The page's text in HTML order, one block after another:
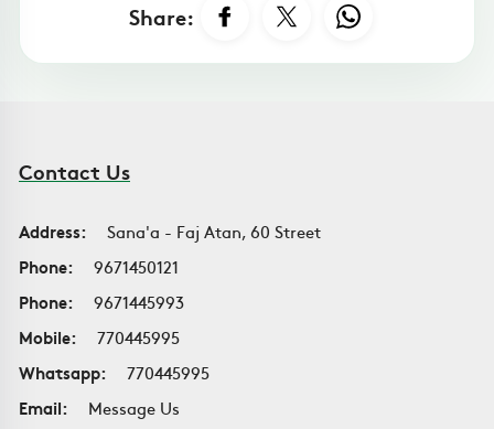
Share:
Contact Us
Address:
Sana'a - Faj Atan, 60 Street
Phone:
9671450121
Phone:
9671445993
Mobile:
770445995
Whatsapp:
770445995
Email:
Message Us